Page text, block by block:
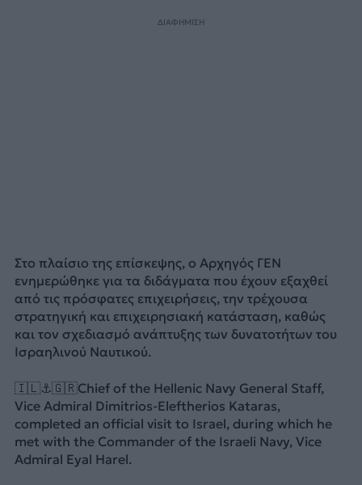
ΔΙΑΦΗΜΙΣΗ
Στο πλαίσιο της επίσκεψης, ο Αρχηγός ΓΕΝ
ενημερώθηκε για τα διδάγματα που έχουν εξαχθεί
από τις πρόσφατες επιχειρήσεις, την τρέχουσα
στρατηγική και επιχειρησιακή κατάσταση, καθώς
και τον σχεδιασμό ανάπτυξης των δυνατοτήτων του
Ισραηλινού Ναυτικού.
🇮🇱⚓️🇬🇷Chief of the Hellenic Navy General Staff,
Vice Admiral Dimitrios-Eleftherios Kataras,
completed an official visit to Israel, during which he
met with the Commander of the Israeli Navy, Vice
Admiral Eyal Harel.